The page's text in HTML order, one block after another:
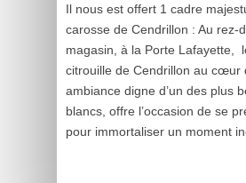
Il nous est offert 1 cadre
carosse de Cendrillon : Au rez-
magasin, à la Porte Lafayette,
citrouille de Cendrillon au cœur
ambiance digne d’un des plus
blancs, offre l’occasion de se
pour immortaliser un moment